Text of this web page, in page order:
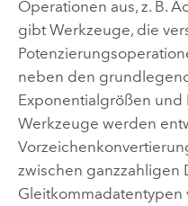
Operationen aus, z. B.
gibt Werkzeuge, die
neben den
Exponentialgrößen und
Werkzeuge werden
zwischen ganzzahligen
Gleitkommadatentypen